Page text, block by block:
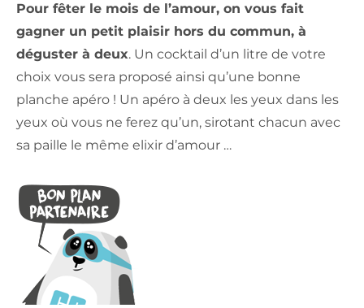
Pour fêter le mois de l’amour, on vous fait
gagner un petit plaisir hors du commun, à
déguster à deux. Un cocktail d’un litre de votre
choix vous sera proposé ainsi qu’une bonne
planche apéro ! Un apéro à deux les yeux dans les
yeux où vous ne ferez qu’un, sirotant chacun avec
sa paille le même elixir d’amour …